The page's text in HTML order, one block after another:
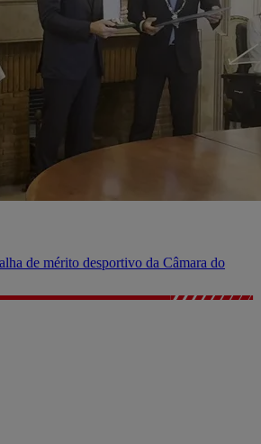
de mérito desportivo da Câmara do